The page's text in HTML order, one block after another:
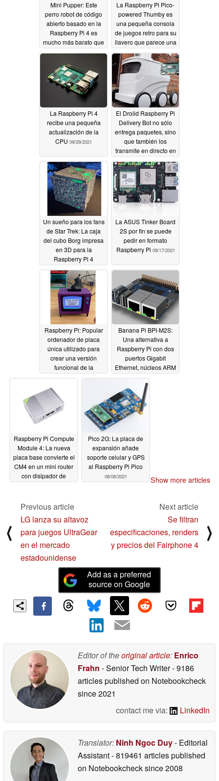
Mini Pupper: Este
perro robot de código
abierto basado en la
Raspberry Pi 4 es
mucho más barato que
el Xiaomi CyberDog
10/01/2021
La Raspberry Pi Pico-
powered Thumby es
una pequeña consola
de juegos retro para su
llavero que parece una
Nintendo Game Boy
miniaturizada09/30/2021
La Raspberry Pi 4
recibe una pequeña
actualización de la
CPU 09/29/2021
El Droiid Raspberry Pi
Delivery Bot no sólo
entrega paquetes, sino
que también los
transmite en directo en
YouTube09/25/2021
Un sueño para los fans
de Star Trek: La caja
del cubo Borg impresa
en 3D para la
Raspberry Pi 4
09/22/2021
La ASUS Tinker Board
2S por fin se puede
pedir en formato
Raspberry Pi 09/17/2021
Raspberry Pi: Popular
ordenador de placa
única utilizado para
crear una versión
funcional de la
Simpson
Banana Pi BPI-M2S:
Una alternativa a
Raspberry Pi con dos
puertos Gigabit
Ethernet, núcleos ARM
RAM LPDDR4
08/20/2021
Raspberry Pi Compute
Module 4: La nueva
placa base convierte el
CM4 en un mini router
con disipador de
Pico 2G: La placa de
expansión añade
soporte celular y GPS
al Raspberry Pi Pico
08/06/2021 Show more articles
⟨
Previous article
LG lanza su altavoz
para juegos UltraGear
en el mercado
estadounidense
Next article
Se filtran
especificaciones, renders
y precios del Fairphone 4
⟩
Add as a preferred
source on Google
Editor of theoriginal article: Enrico
Frahn - Senior Tech Writer- 9186
articles published on Notebookcheck
since 2021
contact me via:
LinkedIn
Translator: Ninh Ngoc Duy- Editorial
Assistant- 819461 articles published
on Notebookchecksince 2008